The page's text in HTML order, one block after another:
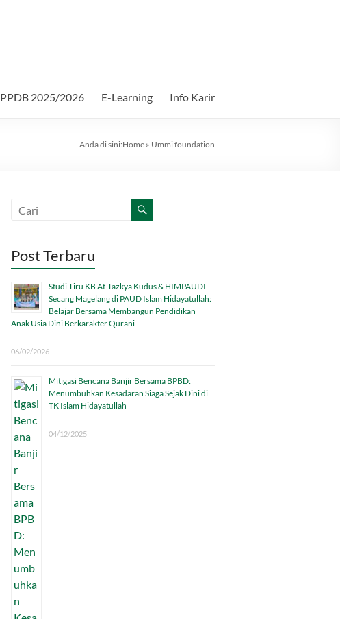
PPDB 2025/2026 E-Learning Info Karir
Anda di sini:Home » Ummi foundation
Post Terbaru
Studi Tiru KB At-Tazkya Kudus & HIMPAUDI
Secang Magelang di PAUD Islam Hidayatullah:
Belajar Bersama Membangun Pendidikan
Anak Usia Dini Berkarakter Qurani
06/02/2026
Mitigasi Bencana Banjir Bersama BPBD:
Menumbuhkan Kesadaran Siaga Sejak Dini di
TK Islam Hidayatullah
04/12/2025